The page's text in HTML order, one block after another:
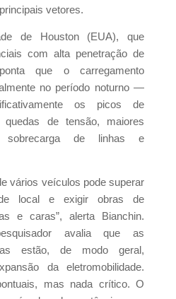
do
vetores.
de Houston (EUA), que
com alta penetração de
que o carregamento
no período noturno —
os picos de
quedas de tensão, maiores
de linhas e
vários veículos pode superar
local e exigir obras de
e caras”, alerta Bianchin.
avalia que as
estão, de modo geral,
da eletromobilidade.
mas nada crítico. O